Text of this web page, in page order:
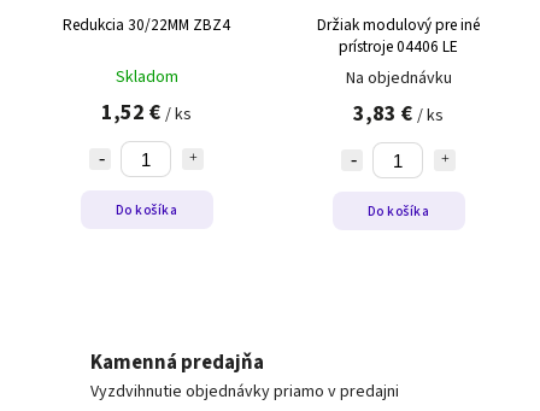
Redukcia 30/22MM ZBZ4
Skladom
1,52 € / ks
Do košíka
Držiak modulový pre iné
prístroje 04406 LE
Na objednávku
3,83 € / ks
Do košíka
Kamenná predajňa
Vyzdvihnutie objednávky priamo v predajni